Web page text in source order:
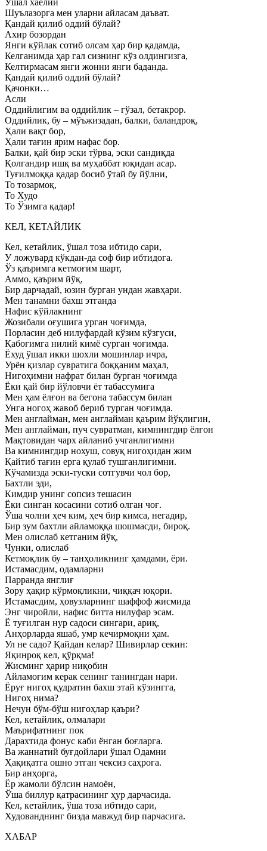
Ўшал хаёлий
Шуълазорга мен уларни айласам даъват.
Қандай қилиб оддий бўлай?
Ахир бозордан
Янги кўйлак сотиб олсам ҳар бир қадамда,
Келганимда ҳар гал сизнинг кўз олдингизга,
Келтирмасам янги жонни янги баданда.
Қандай қилиб оддий бўлай?
Қачонки…
Асли
Оддийлигим ва оддийлик – гўзал, бетакрор.
Оддийлик, бу – мўъжизадан, балки, баландроқ,
Ҳали вақт бор,
Ҳали тағин ярим нафас бор.
Балки, қай бир эски тўрва, эски сандиқда
Қолгандир ишқ ва муҳаббат юқидан асар.
Туғилмоққа қадар босиб ўтай бу йўлни,
То тозармоқ,
То Худо
То Ўзимга қадар!
КЕЛ, КЕТАЙЛИК
Кел, кетайлик, ўшал тоза ибтидо сари,
У ложувард кўкдан-да соф бир ибтидога.
Ўз қаъримга кетмоғим шарт,
Аммо, қаърим йўқ,
Бир дарчадай, юзин бурган ундан жавҳари.
Мен танамни бахш этганда
Нафис кўйлакнинг
Жозибали оғушига урган чоғимда,
Порласин деб нилуфардай кўзим кўзгуси,
Қабоғимга нилий кимё сурган чоғимда.
Ёхуд ўшал икки шохли мошинлар ичра,
Урён қизлар сувратига боққаним маҳал,
Нигоҳимни нафрат билан бурган чоғимда
Ёки қай бир йўловчи ёт табассумига
Мен ҳам ёлғон ва бегона табассум билан
Унга ногоҳ жавоб бериб турган чоғимда.
Мен англайман, мен англайман қаърим йўқлигин,
Мен англайман, пуч сувратман, кимнингдир ёлғон
Мақтовидан чарх айланиб учганлигимни
Ва кимнингдир нохуш, совуқ нигоҳидан жим
Қайтиб тағин ерга қулаб тушганлигимни.
Кўчамизда эски-туски сотгувчи чол бор,
Бахтли эди,
Кимдир унинг сопсиз тешасин
Ёки синган косасини сотиб олган чоғ.
Ўша чолни ҳеч ким, ҳеч бир кимса, негадир,
Бир зум бахтли айламоққа шошмасди, бироқ.
Мен олислаб кетганим йўқ,
Чунки, олислаб
Кетмоқлик бу – танҳоликнинг ҳамдами, ёри.
Истамасдим, одамларни
Парранда янглиғ
Зору ҳақир кўрмоқликни, чиққач юқори.
Истамасдим, ҳовузларнинг шаффоф жисмида
Энг чиройли, нафис битта нилуфар эсам.
Ё туғилган нур садоси сингари, ариқ,
Анҳорларда яшаб, умр кечирмоқни ҳам.
Ул не садо? Қайдан келар? Шивирлар секин:
Яқинроқ кел, қўрқма!
Жисминг ҳарир ниқобин
Айламоғим керак сенинг танингдан нари.
Ёруғ нигоҳ қудратин бахш этай кўзингга,
Нигоҳ нима?
Нечун бўм-бўш нигоҳлар қаъри?
Кел, кетайлик, олмалари
Маърифатнинг пок
Дарахтида фонус каби ёнган боғларга.
Ва жаннатий буғдойлари ўшал Одамни
Ҳақиқатга ошно этган чексиз саҳрога.
Бир анҳорга,
Ёр жамоли бўлсин намоён,
Ўша биллур қатрасининг ҳур дарчасида.
Кел, кетайлик, ўша тоза ибтидо сари,
Худованднинг бизда мавжуд бир парчасига.
ХАБАР